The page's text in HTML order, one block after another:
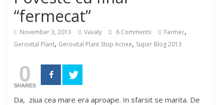
“fermecat”
November 3, 2013 Vavaly 6 Comments Farmec,
Gerovital Plant, Gerovital Plant Stop Acnee, Super Blog 2013
0
SHARES
Da, ziua cea mare era aproape. In sfarsit se marita. De